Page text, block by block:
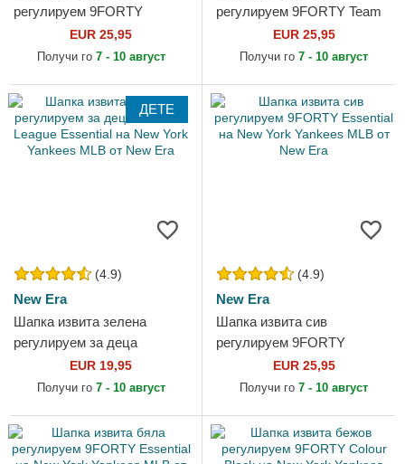
регулируем 9FORTY
League Essential на New
York Yankees MLB от New
EUR 25,95
Получи го 7 - 10 август
регулируем 9FORTY Team
Outline на New York
Yankees MLB от New Era
EUR 25,95
Получи го 7 - 10 август
ДЕТЕ
(4.9)
New Era
Шапка извита зелена
регулируем за деца
9FORTY League Essential
на New York Yankees MLB
EUR 19,95
Получи го 7 - 10 август
(4.9)
New Era
Шапка извита сив
регулируем 9FORTY
Essential на New York
Yankees MLB от New Era
EUR 25,95
Получи го 7 - 10 август